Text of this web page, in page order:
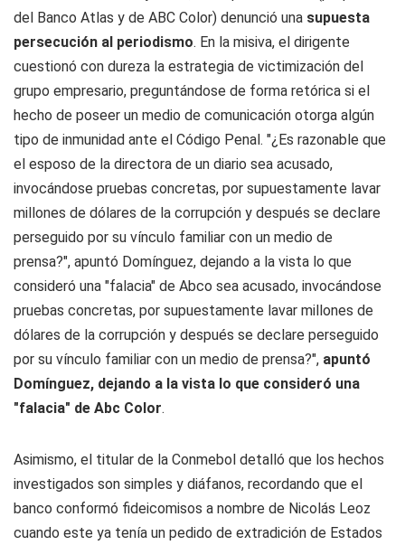
del Banco Atlas y de ABC Color) denunció una supuesta
persecución al periodismo. En la misiva, el dirigente
cuestionó con dureza la estrategia de victimización del
grupo empresario, preguntándose de forma retórica si el
hecho de poseer un medio de comunicación otorga algún
tipo de inmunidad ante el Código Penal. "¿Es razonable que
el esposo de la directora de un diario sea acusado,
invocándose pruebas concretas, por supuestamente lavar
millones de dólares de la corrupción y después se declare
perseguido por su vínculo familiar con un medio de
prensa?", apuntó Domínguez, dejando a la vista lo que
consideró una "falacia" de Abco sea acusado, invocándose
pruebas concretas, por supuestamente lavar millones de
dólares de la corrupción y después se declare perseguido
por su vínculo familiar con un medio de prensa?", apuntó
Domínguez, dejando a la vista lo que consideró una
"falacia" de Abc Color.
Asimismo, el titular de la Conmebol detalló que los hechos
investigados son simples y diáfanos, recordando que el
banco conformó fideicomisos a nombre de Nicolás Leoz
cuando este ya tenía un pedido de extradición de Estados